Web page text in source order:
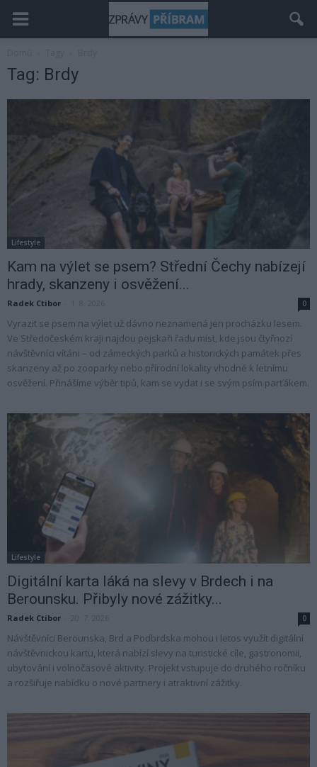
Tag: Brdy
Lifestyle
Kam na výlet se psem? Střední Čechy nabízejí
hrady, skanzeny i osvěžení...
Radek Ctibor 0
Vyrazit se psem na výlet už dávno neznamená jen procházku lesem.
Ve Středočeském kraji najdou pejskaři řadu míst, kde jsou čtyřnozí
návštěvníci vítáni – od zámeckých parků a historických památek přes
skanzeny až po zooparky nebo přírodní lokality vhodné k letnímu
osvěžení. Přinášíme výběr tipů, kam se vydat i se svým psím parťákem.
Lifestyle
Digitální karta láká na slevy v Brdech i na
Berounsku. Přibyly nové zážitky...
Radek Ctibor 0
Návštěvníci Berounska, Brd a Podbrdska mohou i letos využít digitální
návštěvnickou kartu, která nabízí slevy na turistické cíle, gastronomii,
ubytování i volnočasové aktivity. Projekt vstupuje do druhého ročníku
a rozšiřuje nabídku o nové partnery i atraktivní zážitky.